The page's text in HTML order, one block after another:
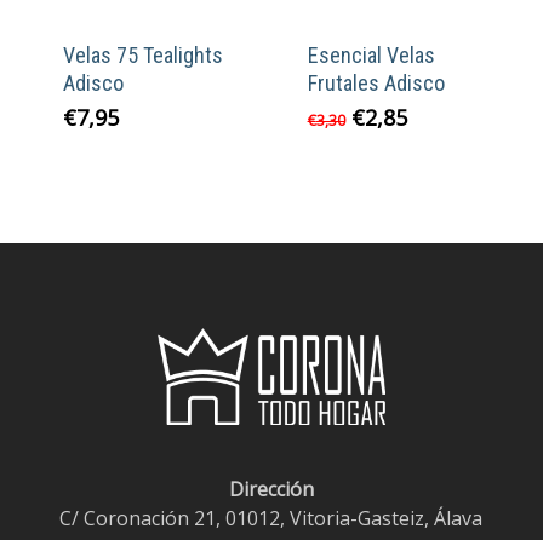
Velas 75 Tealights
Adisco
€7,95
Esencial Velas
Frutales Adisco
€3,30 El
€2,85El
Dirección
C/ Coronación 21, 01012, Vitoria-Gasteiz, Álava